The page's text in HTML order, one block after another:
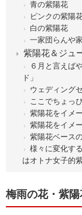
青の紫陽花
ピンクの紫陽
白の紫陽花
一家団らんや
紫陽花＆ジュ
６月と言えば
ド」
ウェディング
ここでちょっ
紫陽花をイメ
紫陽花をイメ
紫陽花ベース
様々に変化す
はオトナ女子的
梅雨の花・紫